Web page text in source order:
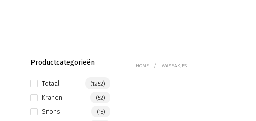
Productcategorieën
Totaal (1252)
Kranen (52)
Sifons (18)
HOME / WASBAKJES